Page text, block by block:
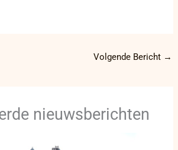
Volgende Bericht →
nieuwsberichten